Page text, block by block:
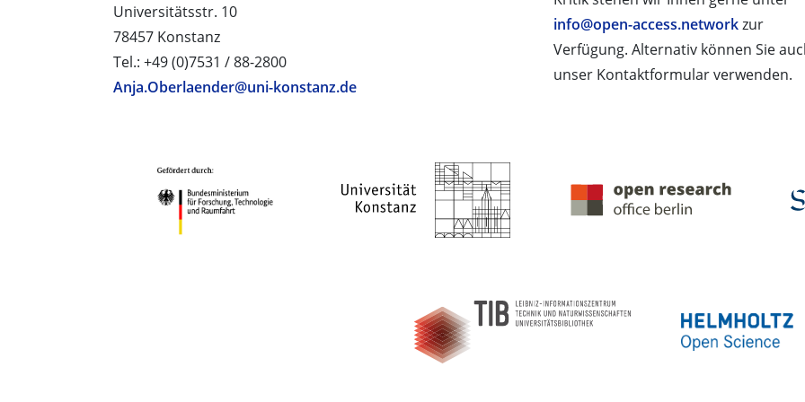
info@open-access.networkzur
Verfügung. Alternativ können Sie
unser Kontaktformular verwenden.
Universitätsstr. 10
78457 Konstanz
Tel.: +49 (0)7531 / 88-2800
Anja.Oberlaender@uni-konstanz.de